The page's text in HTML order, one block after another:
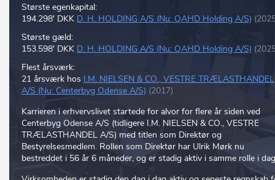
Største egenkapital:
194.298' DKK D. H. HOLDING A/S (Nu: QAHD Holding A/S)
Største gæld:
153.598' DKK D. H. HOLDING A/S (Nu: QAHD Holding A/S)
Flest årsværk:
21 årsværk hos I.M. NIELSEN & CO., VESTRE TRÆLASTHANDEL
A/S (Nu: Centerbyg Odense A/S) (2017)
Karrieren i erhvervslivet startede for alvor for flere år siden ved
Centerbyg Odense A/S (tidligere I.M. NIELSEN & CO., VESTRE
TRÆLASTHANDEL A/S) med titlen som Direktør og
Bestyrelsesmedlem. Rollen som Direktør har Ulrik Mørk nu
bestreddet i 56 år 6 måneder, og er stadig aktiv i samme rolle i